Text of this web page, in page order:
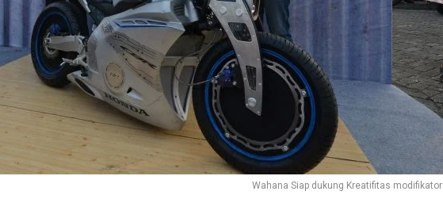
Wahana Siap dukung Kreatifitas modifikator